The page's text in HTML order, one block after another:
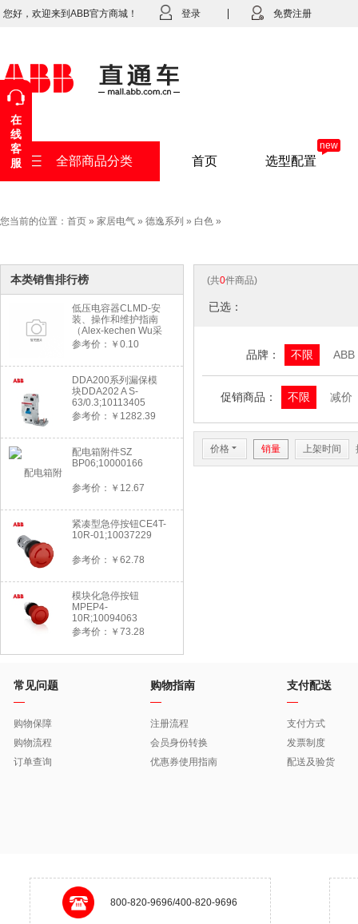
您好，欢迎来到ABB官方商城！ 登录 免费注册
全部商品分类 首页 选型配置
new
您当前的位置： 首页 » 家居电气 » 德逸系列 » 白色 »
本类销售排行榜
低压电容器CLMD-安
装、操作和维护指南
（Alex-kechen Wu采
购）-2022年版
参考价：￥0.10
DDA200系列漏保模
块DDA202 A S-
63/0.3;10113405
参考价：￥1282.39
配电箱附件SZ
BP06;10000166
参考价：￥12.67
紧凑型急停按钮CE4T-
10R-01;10037229
参考价：￥62.78
模块化急停按钮
MPEP4-
10R;10094063
参考价：￥73.28
(共0件商品)
已选：
品牌： 不限 ABB
促销商品： 不限 减价
价格 6 销量 上架时间
常见问题
购物保障
购物流程
订单查询
购物指南
注册流程
会员身份转换
优惠券使用指南
支付配送
支付方式
发票制度
配送及验货
800-820-9696/400-820-9696
在
线
客
服